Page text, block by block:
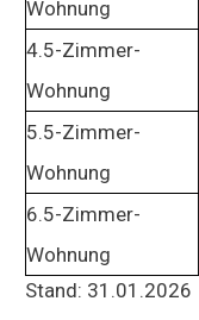
Wohnung
4.5-Zimmer-
Wohnung
5.5-Zimmer-
Wohnung
6.5-Zimmer-
Wohnung
Stand: 31.01.2026